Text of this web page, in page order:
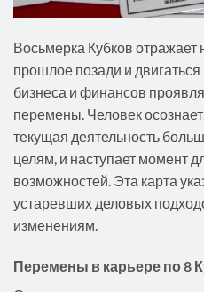
Восьмерка Кубков отражает
прошлое позади и
бизнеса и финансов
перемены. Человек
текущая деятельность
целям, и наступает момент
возможностей. Эта карта
устаревших деловых
изменениям.
Перемены в карьере по 8